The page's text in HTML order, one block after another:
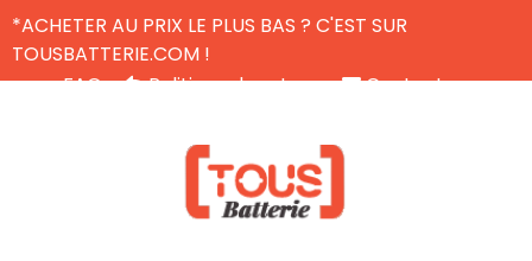
*ACHETER AU PRIX LE PLUS BAS ? C'EST SUR
TOUSBATTERIE.COM !
FAQ
Politique de retour
Contactez-nous